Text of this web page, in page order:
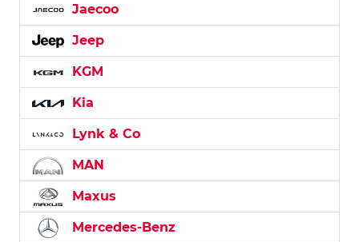
Jaecoo
Jeep
KGM
Kia
Lynk & Co
MAN
Maxus
Mercedes-Benz